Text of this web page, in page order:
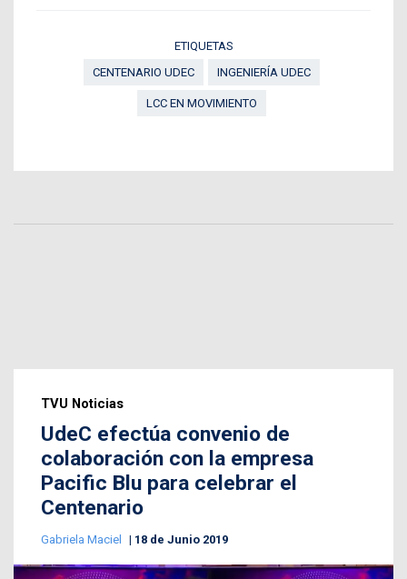
ETIQUETAS
CENTENARIO UDEC
INGENIERÍA UDEC
LCC EN MOVIMIENTO
TVU Noticias
UdeC efectúa convenio de
colaboración con la empresa
Pacific Blu para celebrar el
Centenario
Gabriela Maciel 18 de Junio 2019